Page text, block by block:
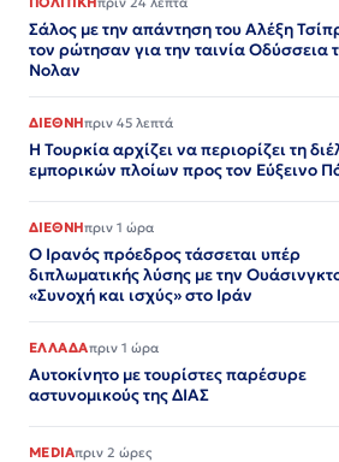
Σάλος με την απάντηση του Αλέξη
τον ρώτησαν για την ταινία Οδύσσεια
Νολαν
ΔΙΕΘΝΗπριν 45 λεπτά
Η Τουρκία αρχίζει να περιορίζει τη
εμπορικών πλοίων προς τον Εύξεινο
ΔΙΕΘΝΗπριν 1 ώρα
Ο Ιρανός πρόεδρος τάσσεται υπέρ
διπλωματικής λύσης με την
«Συνοχή και ισχύς» στο Ιράν​​​​​​​​​​​​​​​​​​​​​​​​​​​​​​​​​​​​​​​​​​​​​​​​​​
ΕΛΛΑΔΑπριν 1 ώρα
Αυτοκίνητο με τουρίστες παρέσυρε
αστυνομικούς της ΔΙΑΣ
MEDIAπριν 2 ώρες